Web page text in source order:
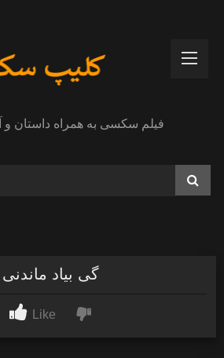
فیلم سکسی به همراه
گی بیاد ماندنی
Like